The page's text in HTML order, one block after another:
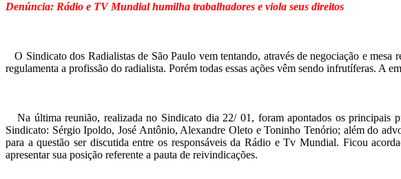
TV
humilha
viola
seus
Denúncia: Rádio e TV Mundial humilha trabalhadores e viola seus direitos
O Sindicato dos Radialistas de São Paulo vem tentando, através de negociação e
regulamenta a profissão do radialista. Porém todas essas ações vêm sendo infrutíferas.
Na última reunião, realizada no Sindicato dia 22/ 01, foram apontados os principais
Sindicato: Sérgio Ipoldo, José Antônio, Alexandre Oleto e Toninho Tenório; além do
para a questão ser discutida entre os responsáveis da Rádio e Tv Mundial. Ficou
apresentar sua posição referente a pauta de reivindicações.